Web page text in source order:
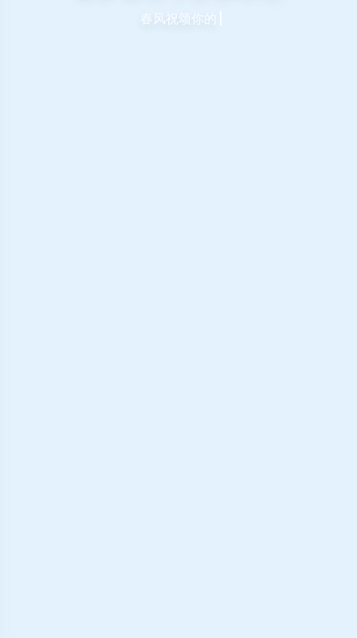
春风祝颂你的旅途